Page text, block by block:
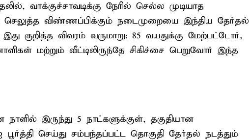
வாக்குச்சாவடிக்கு நேரில் செல்ல முடியாத
செலுத்த விண்ணப்பிக்கும் நடைமுறையை இந்திய தேர்தல்
குறித்த விவரம் வருமாறு: 85 வயதுக்கு மேற்பட்டோர்,
மற்றும் வீட்டிலிருந்தே சிகிச்சை பெறுவோர் இந்த
நாளில் இருந்து 5 நாட்களுக்குள், தகுதியான
செய்து சம்பந்தப்பட்ட தொகுதி தேர்தல் நடத்தும்